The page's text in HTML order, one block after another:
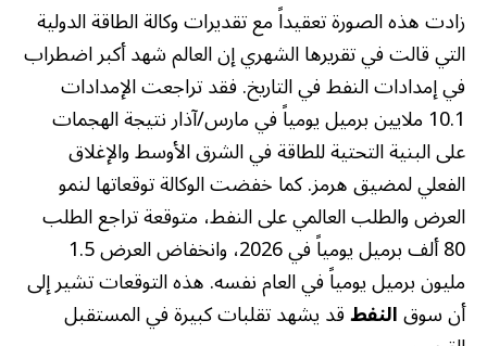
زادت هذه الصورة تعقيداً مع تقديرات وكالة الطاقة الدولية
التي قالت في تقريرها الشهري إن العالم شهد أكبر اضطراب
في إمدادات النفط في التاريخ. فقد تراجعت الإمدادات
10.1 ملايين برميل يومياً في مارس/آذار نتيجة الهجمات
على البنية التحتية للطاقة في الشرق الأوسط والإغلاق
الفعلي لمضيق هرمز. كما خفضت الوكالة توقعاتها لنمو
العرض والطلب العالمي على النفط، متوقعة تراجع الطلب
80 ألف برميل يومياً في 2026، وانخفاض العرض 1.5
مليون برميل يومياً في العام نفسه. هذه التوقعات تشير إلى
أن سوقالنفطقد يشهد تقلبات كبيرة في المستقبل